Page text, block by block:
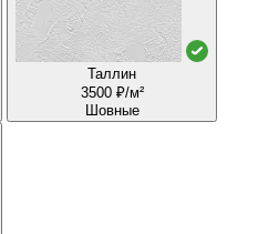
Таллин
3500 ₽/м²
Шовные